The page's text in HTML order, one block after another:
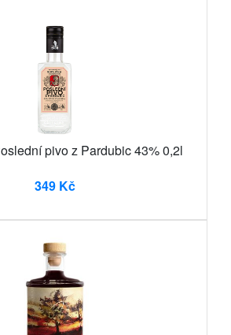
pivo z Pardubic 43% 0,2l
349 Kč